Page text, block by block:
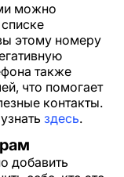
можно
этому номеру
также
что помогает
контакты.
здесь.
добавить